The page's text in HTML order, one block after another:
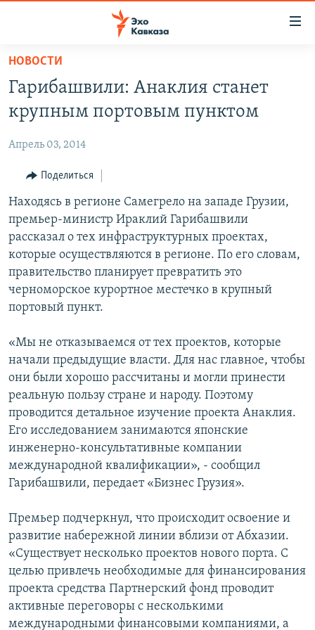
Вернуться
основному
содержанию
Вернутся
навигации
Вернутся
поиску
НОВОСТИ
ТБИЛИСИ
СУХУМИ
ЦХИНВАЛИ
ВЕСЬ КАВКАЗ
СЕВЕРНЫЙ КАВКАЗ
АРМЕНИЯ
АЗЕРБАЙДЖАН
ТЕМЫ
ПОЛИТИКА
ЭКОНОМИКА
ОБЩЕСТВО
КУЛЬТУРА
РУБРИКИ
НЕКРУГЛЫЙ СТОЛ
ГОСТЬ НЕДЕЛИ
ПОЗИЦИЯ
ЧИТАЕМ ПРЕССУ
МУЛЬТИМЕДИА
ВИДЕО
ФОТО
АУДИО
ПОДКАСТЫ
ПРИСОЕДИНЯЙТЕСЬ!
Все сайты РСЕ/РС
НОВОСТИ
Гарибашвили: Анаклия станет
крупным портовым пунктом
Апрель 03, 2014
Поделиться
Находясь в регионе Самегрело на западе Грузии,
премьер-министр Ираклий Гарибашвили
рассказал о тех инфраструктурных проектах,
которые осуществляются в регионе. По его словам,
правительство планирует превратить это
черноморское курортное местечко в крупный
портовый пункт.
«Мы не отказываемся от тех проектов, которые
начали предыдущие власти. Для нас главное, чтобы
они были хорошо рассчитаны и могли принести
реальную пользу стране и народу. Поэтому
проводится детальное изучение проекта Анаклия.
Его исследованием занимаются японские
инженерно-консультативные компании
международной квалификации», - сообщил
Гарибашвили, передает «Бизнес Грузия».
Премьер подчеркнул, что происходит освоение и
развитие набережной линии вблизи от Абхазии.
«Существует несколько проектов нового порта. С
целью привлечь необходимые для финансирования
проекта средства Партнерский фонд проводит
активные переговоры с несколькими
международными финансовыми компаниями, а